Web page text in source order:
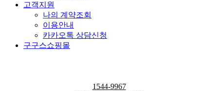
고객지원
나의 계약조회
이용안내
카카오톡 상담신청
구구스쇼핑몰
1544-9967